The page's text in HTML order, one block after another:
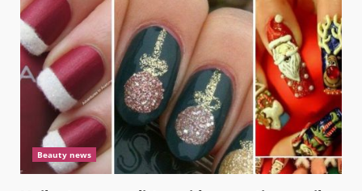
Beauty news